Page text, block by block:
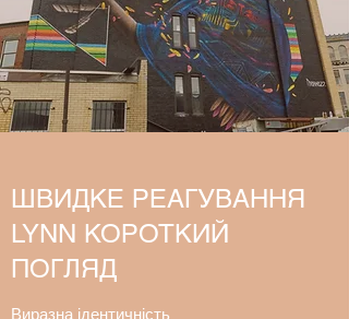
ШВИДКЕ РЕАГУВАННЯ
LYNN КОРОТКИЙ
ПОГЛЯД
Виразна ідентичність